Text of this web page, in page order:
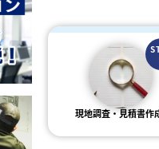
現地調査・見積書作